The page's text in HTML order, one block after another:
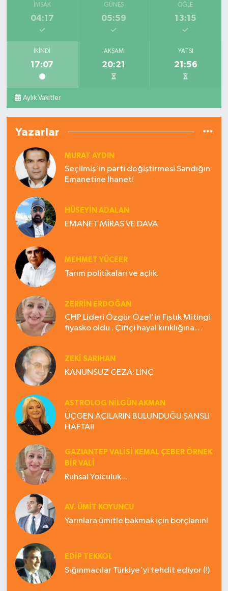
İMSAK
04:17
GÜNEŞ
05:59
ÖĞLE
13:15
İKINDI
17:07
AKŞAM
20:21
YATSI
21:56
Aylık Vakitler
Yazarlar
MURAT AYDIN
Seçilmiş'in parti değiştirmesi Sandığın
Emanetine İhanet!
HÜSEYIN ADALAN
EMANET MİRAS VE DAVA
MEHMET YÜCEER
Tarım politikaları ve açlık.
ZERRIN ERDOĞAN
CHP Lideri Özgür Özel'in Fıstık Mitingi
fiyasko oldu . Çiftçi hayal kırıklığına
ZEKI SARIHAN
KANUNSUZ CEZA: LİNÇ
ASTROLOG NILGÜN AKMAN
ÜÇGEN AÇILARIN BULUNDUĞU ŞANSLI
HAFTA!!
GAZIANTEP VALISI KEMAL ÇEBER ÖRNEK
BİR VALİ
Ruhsal Yolculuk...
AV. ÜMIT KOYUNCU
Yarınlara ümitle bakmak için borçlanın!
EDIP TEKKOL
Sığınmacılar Türkiye'yi tehdit ediyor (!)